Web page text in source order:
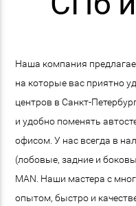
Наша компания
на которые вас приятно
центров в Санкт-
и удобно поменять
офисом. У нас всегда в
(лобовые, задние и
MAN. Наши мастера с
опытом, быстро и